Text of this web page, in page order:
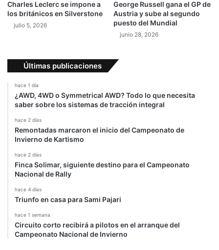
a
r
9
Charles Leclerc se impone a
los británicos en Silverstone
julio 5, 2026
George Russell gana el GP de
Austria y sube al segundo
puesto del Mundial
junio 28, 2026
Últimas publicaciones
hace 1 día
¿AWD, 4WD o Symmetrical AWD? Todo lo que necesita
saber sobre los sistemas de tracción integral
hace 2 días
Remontadas marcaron el inicio del Campeonato de
Invierno de Kartismo
hace 2 días
Finca Solimar, siguiente destino para el Campeonato
Nacional de Rally
hace 4 días
Triunfo en casa para Sami Pajari
hace 1 semana
Circuito corto recibirá a pilotos en el arranque del
Campeonato Nacional de Invierno